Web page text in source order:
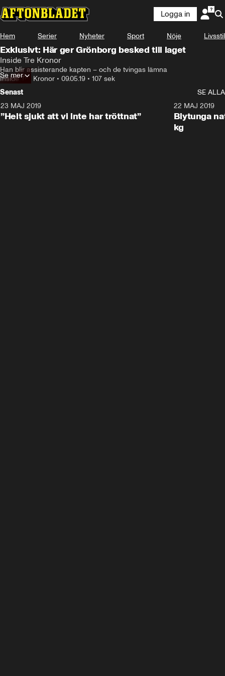
Logga in
Hem Serier Nyheter Sport Nöje Livsstil
Exklusivt: Här ger Grönborg besked till laget
Inside Tre Kronor
Han blir assisterande kapten – och de tvingas lämna
Inside Tre Kronor • 09.05.19 • 107 sek
Se mer
Senast
SE ALLA
23 MAJ 2019
”Helt sjukt att vi inte har tröttnat”
22 MAJ 2019
Blytunga natten –
kg